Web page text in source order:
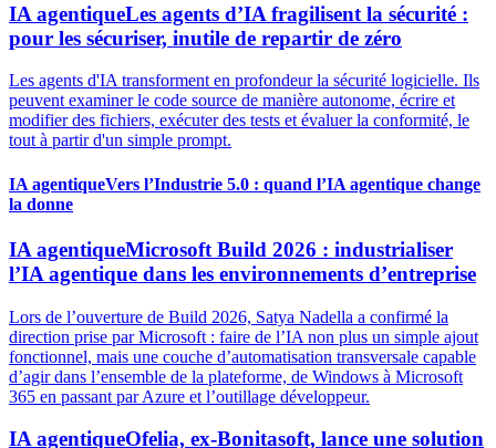
IA agentiqueLes agents d’IA fragilisent la sécurité :
pour les sécuriser, inutile de repartir de zéro
Les agents d'IA transforment en profondeur la sécurité logicielle. Ils
peuvent examiner le code source de manière autonome, écrire et
modifier des fichiers, exécuter des tests et évaluer la conformité, le
tout à partir d'un simple prompt.
IA agentiqueVers l’Industrie 5.0 : quand l’IA agentique change
la donne
IA agentiqueMicrosoft Build 2026 : industrialiser
l’IA agentique dans les environnements d’entreprise
Lors de l’ouverture de Build 2026, Satya Nadella a confirmé la
direction prise par Microsoft : faire de l’IA non plus un simple ajout
fonctionnel, mais une couche d’automatisation transversale capable
d’agir dans l’ensemble de la plateforme, de Windows à Microsoft
365 en passant par Azure et l’outillage développeur.
IA agentiqueOfelia, ex-Bonitasoft, lance une solution